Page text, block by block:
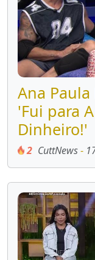
Ana
'Fui para
Dinheiro!'
2 CuttNews-